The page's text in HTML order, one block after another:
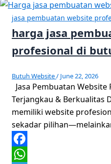
jasa pembuatan website
harga jasa
profesional di
Butuh Website/ June 22, 2026
Jasa Pembuatan
Terjangkau & Berkualitas
memiliki website
sekadar
Facebook